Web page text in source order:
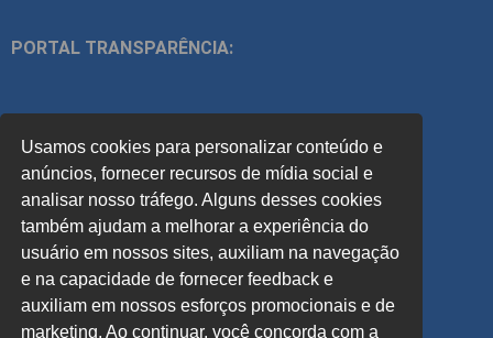
PORTAL TRANSPARÊNCIA:
ACOMPANHE
PREVISÃO DO TEMPO:
Usamos cookies para personalizar conteúdo e
anúncios, fornecer recursos de mídia social e
analisar nosso tráfego. Alguns desses cookies
também ajudam a melhorar a experiência do
usuário em nossos sites, auxiliam na navegação
e na capacidade de fornecer feedback e
auxiliam em nossos esforços promocionais e de
marketing. Ao continuar, você concorda com a